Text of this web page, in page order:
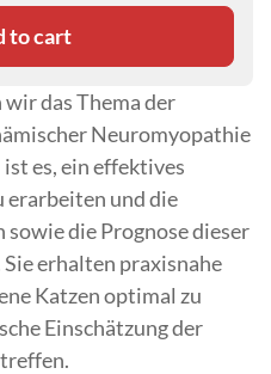
das Thema der
Neuromyopathie
es, ein effektives
und die
die Prognose dieser
erhalten praxisnahe
Katzen optimal zu
Einschätzung der
to cart